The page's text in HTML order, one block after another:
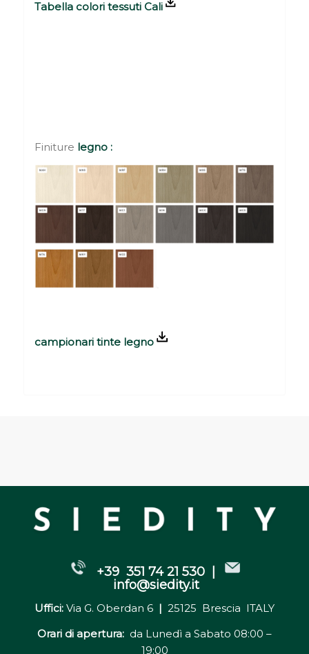
Tabella colori tessuti Cali
Finiture legno :
campionari tinte legno
+39 351 74 21 530 |
info@siedity.it
Uffici: Via G. Oberdan 6 | 25125 Brescia ITALY
Orari di apertura: da Lunedì a Sabato 08:00 –
19:00